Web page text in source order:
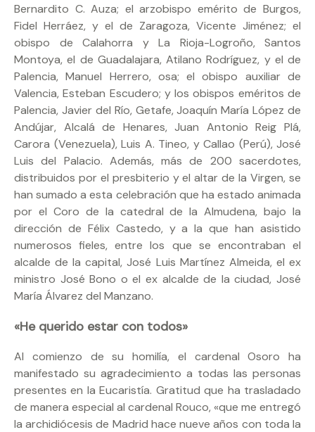
Bernardito C. Auza; el arzobispo emérito de Burgos,
Fidel Herráez, y el de Zaragoza, Vicente Jiménez; el
obispo de Calahorra y La Rioja-Logroño, Santos
Montoya, el de Guadalajara, Atilano Rodríguez, y el de
Palencia, Manuel Herrero, osa; el obispo auxiliar de
Valencia, Esteban Escudero; y los obispos eméritos de
Palencia, Javier del Río, Getafe, Joaquín María López de
Andújar, Alcalá de Henares, Juan Antonio Reig Plá,
Carora (Venezuela), Luis A. Tineo, y Callao (Perú), José
Luis del Palacio. Además, más de 200 sacerdotes,
distribuidos por el presbiterio y el altar de la Virgen, se
han sumado a esta celebración que ha estado animada
por el Coro de la catedral de la Almudena, bajo la
dirección de Félix Castedo, y a la que han asistido
numerosos fieles, entre los que se encontraban el
alcalde de la capital, José Luis Martínez Almeida, el ex
ministro José Bono o el ex alcalde de la ciudad, José
María Álvarez del Manzano.
«He querido estar con todos»
Al comienzo de su homilía, el cardenal Osoro ha
manifestado su agradecimiento a todas las personas
presentes en la Eucaristía. Gratitud que ha trasladado
de manera especial al cardenal Rouco, «que me entregó
la archidiócesis de Madrid hace nueve años con toda la